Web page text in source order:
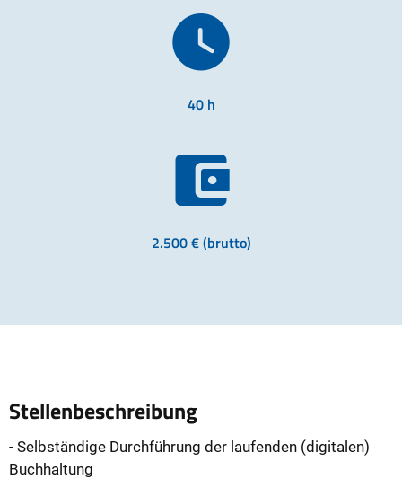
40 h
2.500 € (brutto)
Stellenbeschreibung
- Selbständige Durchführung der laufenden (digitalen)
Buchhaltung